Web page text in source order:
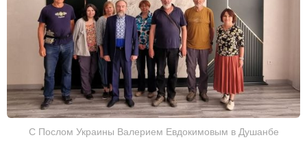
С Послом Украины Валерием Евдокимовым в Душанбе